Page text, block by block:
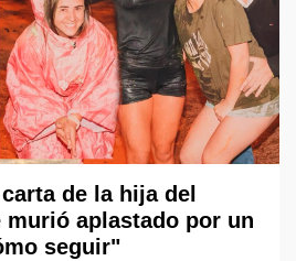
de la hija del
aplastado por un
seguir"